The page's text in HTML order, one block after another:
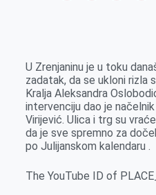
b
o
o
k
e
n
g
e
r
e
d
I
n
r
U Zrenjaninu je u toku
zadatak, da se ukloni rizla
Kralja Aleksandra
intervenciju dao je
Virijević. Ulica i trg su
da je sve spremno za
po Julijanskom kalendaru .
The YouTube ID of